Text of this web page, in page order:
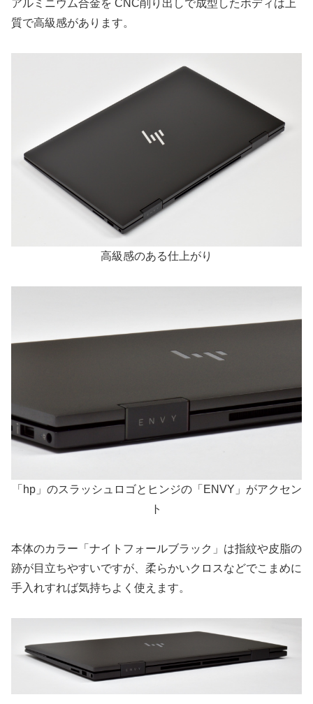
アルミニウム合金を CNC削り出しで成型したボディは上
質で高級感があります。
高級感のある仕上がり
「hp」のスラッシュロゴとヒンジの「ENVY」がアクセン
ト
本体のカラー「ナイトフォールブラック」は指紋や皮脂の
跡が目立ちやすいですが、柔らかいクロスなどでこまめに
手入れすれば気持ちよく使えます。